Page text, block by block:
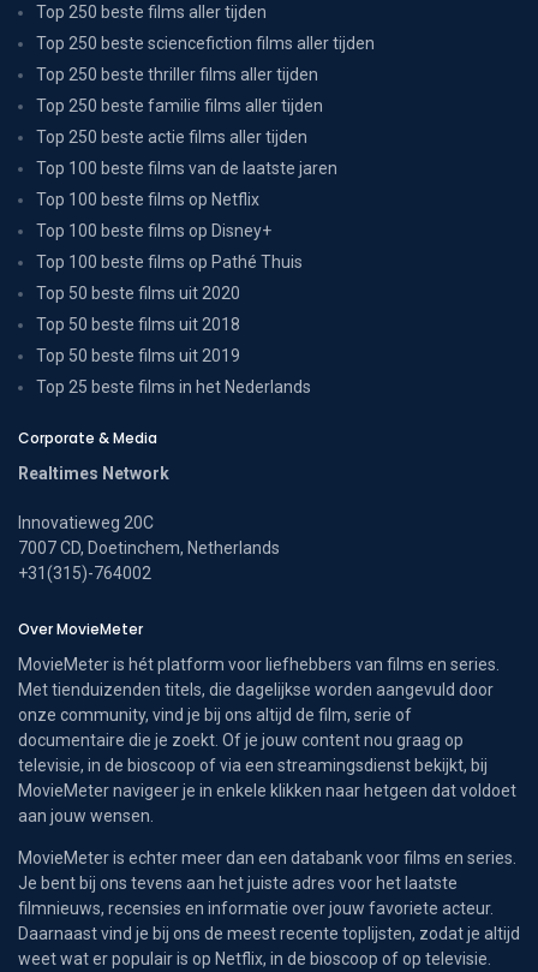
Top 250 beste films aller tijden
Top 250 beste sciencefiction films aller tijden
Top 250 beste thriller films aller tijden
Top 250 beste familie films aller tijden
Top 250 beste actie films aller tijden
Top 100 beste films van de laatste jaren
Top 100 beste films op Netflix
Top 100 beste films op Disney+
Top 100 beste films op Pathé Thuis
Top 50 beste films uit 2020
Top 50 beste films uit 2018
Top 50 beste films uit 2019
Top 25 beste films in het Nederlands
Corporate & Media
Realtimes Network
Innovatieweg 20C
7007 CD, Doetinchem, Netherlands
+31(315)-764002
Over MovieMeter
MovieMeter is hét platform voor liefhebbers van films en series.
Met tienduizenden titels, die dagelijkse worden aangevuld door
onze community, vind je bij ons altijd de film, serie of
documentaire die je zoekt. Of je jouw content nou graag op
televisie, in de bioscoop of via een streamingsdienst bekijkt, bij
MovieMeter navigeer je in enkele klikken naar hetgeen dat voldoet
aan jouw wensen.
MovieMeter is echter meer dan een databank voor films en series.
Je bent bij ons tevens aan het juiste adres voor het laatste
filmnieuws, recensies en informatie over jouw favoriete acteur.
Daarnaast vind je bij ons de meest recente toplijsten, zodat je altijd
weet wat er populair is op Netflix, in de bioscoop of op televisie.